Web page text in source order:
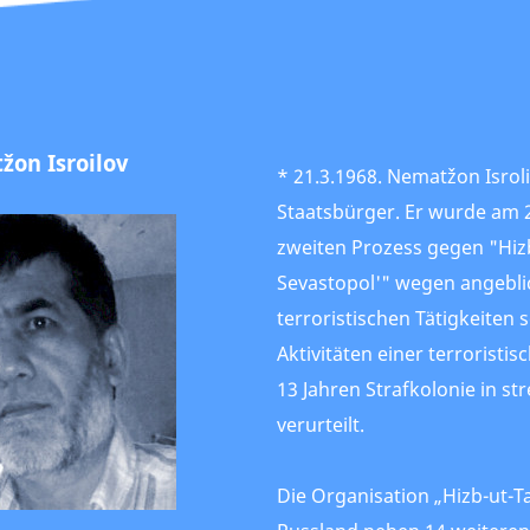
Isroilov
* 21.3.1968. Nematžon
Staatsbürger. Er wurde am
zweiten Prozess gegen
Sevastopol'" wegen
terroristischen Tätigkeiten
Aktivitäten einer
13 Jahren Strafkolonie in
verurteilt.
Die Organisation „Hizb-ut-